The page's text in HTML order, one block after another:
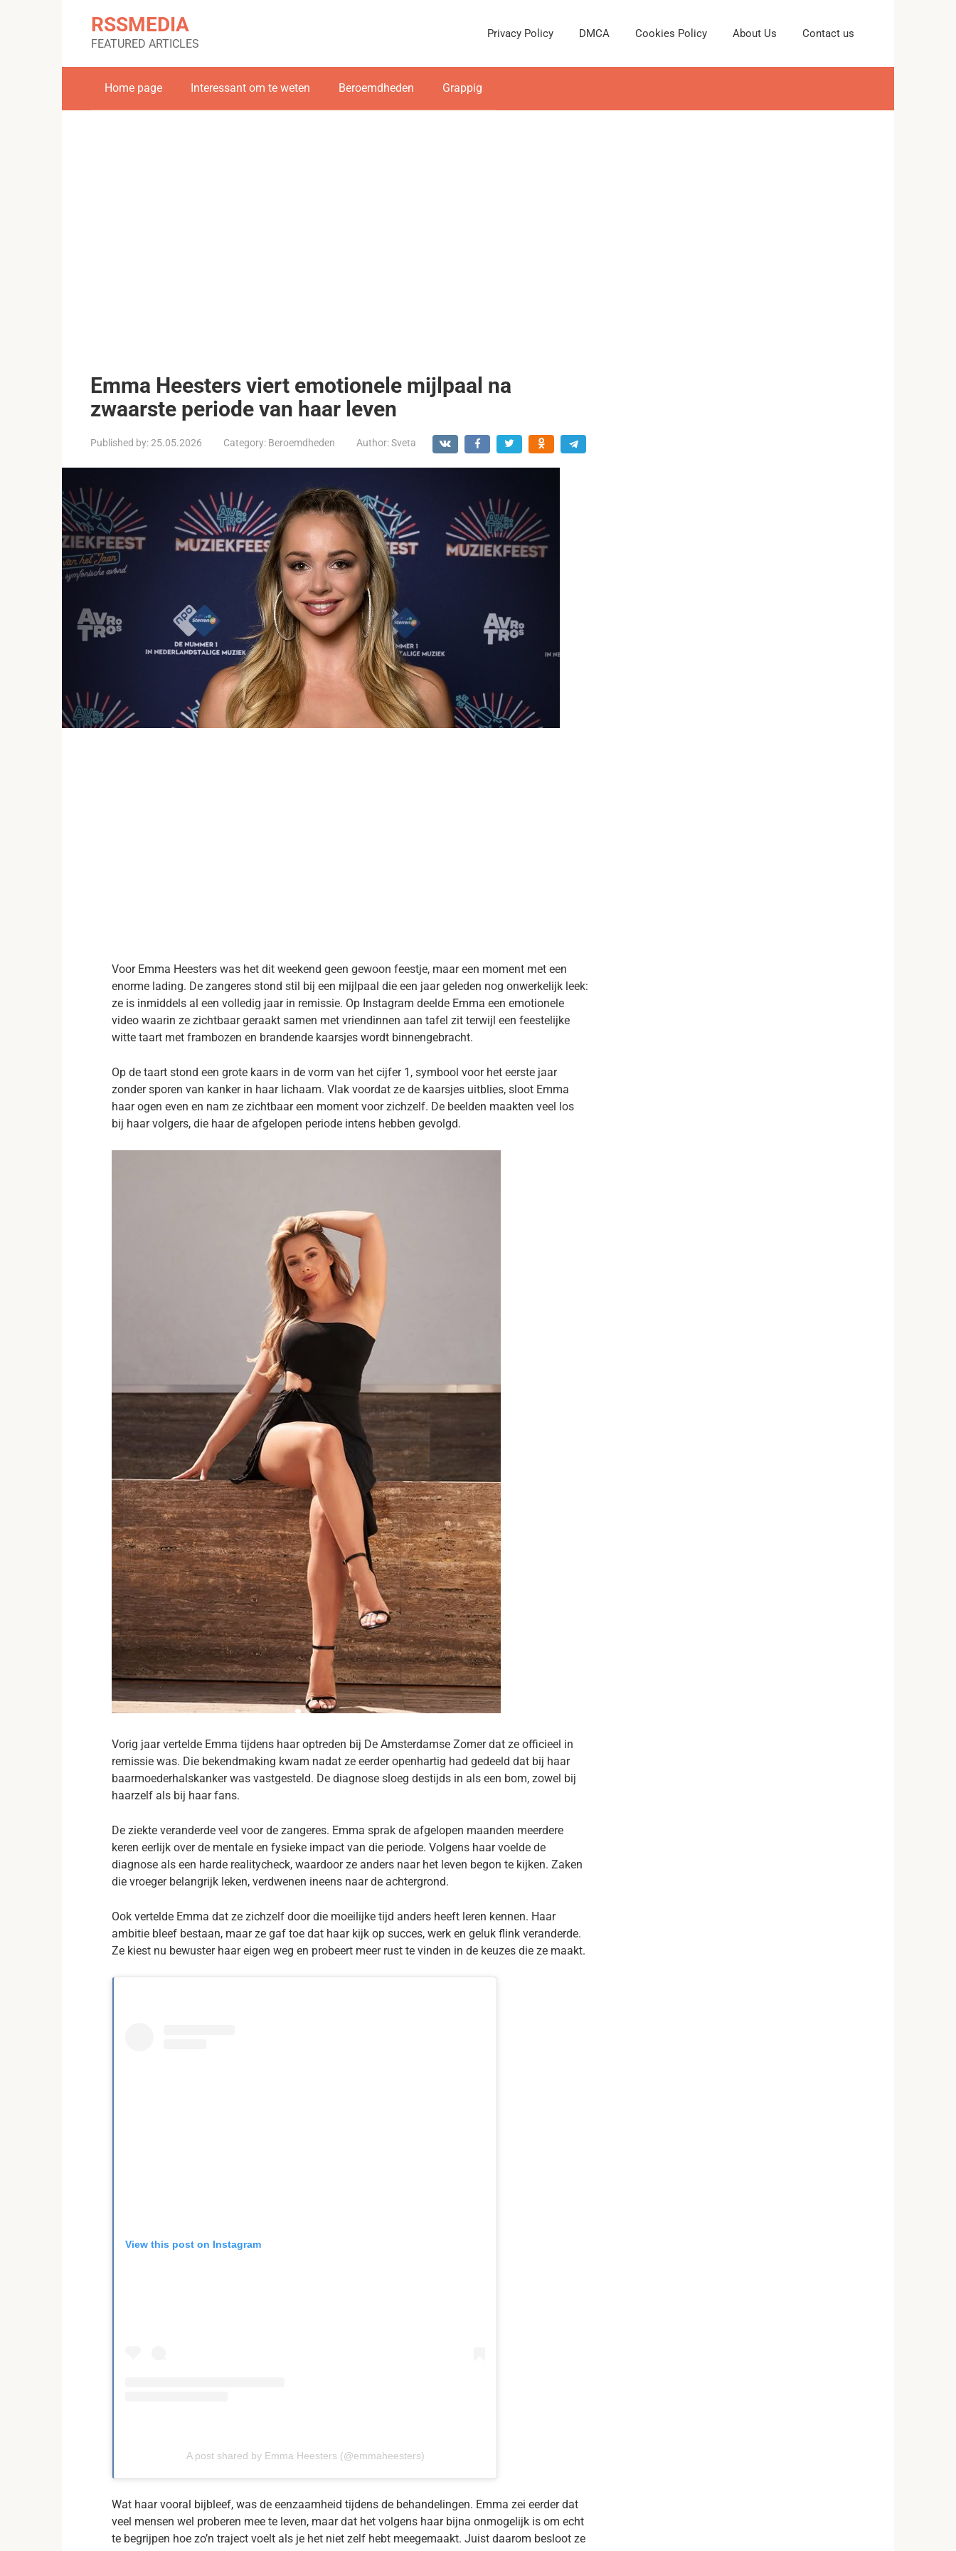
RSSMEDIA
FEATURED ARTICLES
Privacy Policy DMCA Cookies Policy About Us Contact us
Home page Interessant om te weten Beroemdheden Grappig
Emma Heesters viert emotionele mijlpaal na
zwaarste periode van haar leven
Published by:25.05.2026 Category: Beroemdheden Author:Sveta
Voor Emma Heesters was het dit weekend geen gewoon feestje, maar een moment met een
enorme lading. De zangeres stond stil bij een mijlpaal die een jaar geleden nog onwerkelijk leek:
ze is inmiddels al een volledig jaar in remissie. Op Instagram deelde Emma een emotionele
video waarin ze zichtbaar geraakt samen met vriendinnen aan tafel zit terwijl een feestelijke
witte taart met frambozen en brandende kaarsjes wordt binnengebracht.
Op de taart stond een grote kaars in de vorm van het cijfer 1, symbool voor het eerste jaar
zonder sporen van kanker in haar lichaam. Vlak voordat ze de kaarsjes uitblies, sloot Emma
haar ogen even en nam ze zichtbaar een moment voor zichzelf. De beelden maakten veel los
bij haar volgers, die haar de afgelopen periode intens hebben gevolgd.
Vorig jaar vertelde Emma tijdens haar optreden bij De Amsterdamse Zomer dat ze officieel in
remissie was. Die bekendmaking kwam nadat ze eerder openhartig had gedeeld dat bij haar
baarmoederhalskanker was vastgesteld. De diagnose sloeg destijds in als een bom, zowel bij
haarzelf als bij haar fans.
De ziekte veranderde veel voor de zangeres. Emma sprak de afgelopen maanden meerdere
keren eerlijk over de mentale en fysieke impact van die periode. Volgens haar voelde de
diagnose als een harde realitycheck, waardoor ze anders naar het leven begon te kijken. Zaken
die vroeger belangrijk leken, verdwenen ineens naar de achtergrond.
Ook vertelde Emma dat ze zichzelf door die moeilijke tijd anders heeft leren kennen. Haar
ambitie bleef bestaan, maar ze gaf toe dat haar kijk op succes, werk en geluk flink veranderde.
Ze kiest nu bewuster haar eigen weg en probeert meer rust te vinden in de keuzes die ze maakt.
View this post on Instagram
A post shared by Emma Heesters (@emmaheesters)
Wat haar vooral bijbleef, was de eenzaamheid tijdens de behandelingen. Emma zei eerder dat
veel mensen wel proberen mee te leven, maar dat het volgens haar bijna onmogelijk is om echt
te begrijpen hoe zo’n traject voelt als je het niet zelf hebt meegemaakt. Juist daarom besloot ze